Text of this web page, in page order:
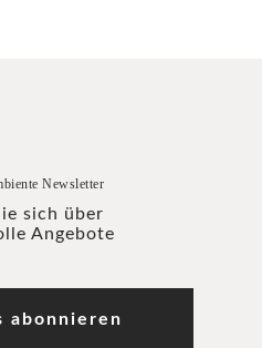
Newsletter
sich über
Angebote
abonnieren